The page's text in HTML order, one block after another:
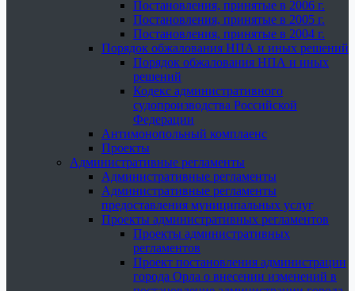
Постановления, принятые в 2006 г.
Постановления, принятые в 2005 г.
Постановления, принятые в 2004 г.
Порядок обжалования НПА и иных решений
Порядок обжалования НПА и иных
решений
Кодекс административного
судопроизводства Российской
Федерации
Антимонопольный комплаенс
Проекты
Административные регламенты
Административные регламенты
Административные регламенты
предоставления муниципальных услуг
Проекты административных регламентов
Проекты административных
регламентов
Проект постановления администрации
города Орла о внесении изменений в